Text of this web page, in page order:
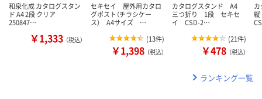
和泉化成 カタログスタン
ド A4 2段 クリア
250847…
￥1,333 （税込）
セキセイ 屋外用カタロ
グポスト（チラシケー
ス） A4サイズ …
(13件)
￥1,398 （税込）
カタログスタンド A4
三つ折り 1段 セキセ
イ CSD-2…
(21件)
￥478 （税込）
ランキング一覧